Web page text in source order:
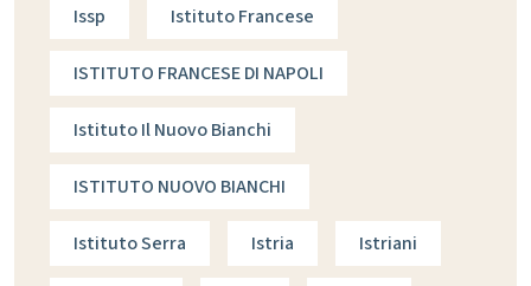
Issp Istituto Francese
ISTITUTO FRANCESE DI NAPOLI
Istituto Il Nuovo Bianchi
ISTITUTO NUOVO BIANCHI
Istituto Serra Istria Istriani